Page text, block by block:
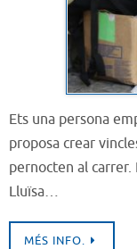
Ets una persona
proposa crear
pernocten al carrer.
Lluïsa…
MÉS INFO.